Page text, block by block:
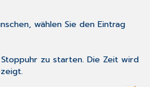
wählen Sie den Eintrag
zu starten. Die Zeit wird